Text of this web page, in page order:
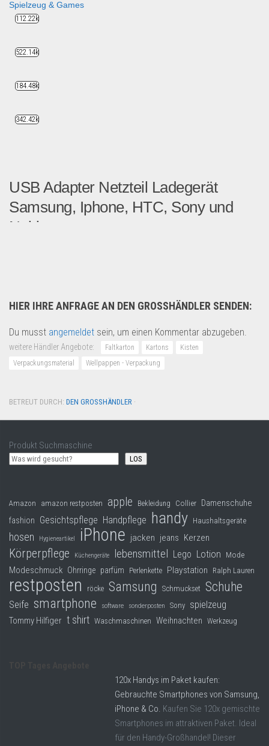
Spielzeug & Games
USB Adapter Netzteil Ladegerät
Samsung, Iphone, HTC, Sony und
Nokia
HIER IHRE ANFRAGE AN DEN GROSSHÄNDLER SENDEN:
Du musst angemeldet sein, um einen Kommentar abzugeben.
weitere Händler Angebote: Faltkarton Kartons
Kisten
Verpackungsmaterial
Wellpappen - Verpackung
BETREUT DURCH: DEN GROSSHÄNDLER ·
Produkt Suchmaschine
LOS
Amazon amazon restposten apple Bekleidung Collier Damenschuhe
fashion Gesichtspflege Handpflege handy Haushaltsgeräte
hosen Hygieneartikel iPhone jacken jeans Kerzen
Körperpflege Küchengeräte lebensmittel Lego Lotion Mode
Modeschmuck Ohrringe parfüm Perlenkette Playstation Ralph Lauren
restposten röcke Samsung Schmuckset Schuhe
Seife smartphone software sonderposten Sony spielzeug
Tommy Hilfiger t shirt Waschmaschinen Weihnachten Werkzeug
120x Handys im Paket kaufen:
Gebrauchte Smartphones von Samsung,
iPhone & Co. Kaufen Sie 120x gemischte
Smartphones im attraktiven Paket. Ideal
für den Handy-Großhandel! Dieser
112.22k
522.14k
184.48k
342.42k